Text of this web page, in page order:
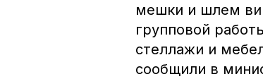
мешки и шлем
групповой
стеллажи и
сообщили в